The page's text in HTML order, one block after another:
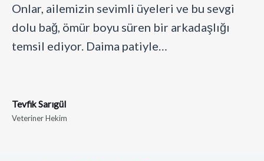
Onlar, ailemizin sevimli üyeleri ve bu sevgi
dolu bağ, ömür boyu süren bir arkadaşlığı
temsil ediyor. Daima patiyle…
Tevfik Sarıgül
Veteriner Hekim